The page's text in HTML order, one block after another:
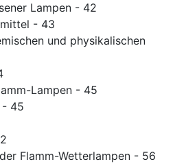
Lampen - 42
- 43
und physikalischen
Lampen - 45
- 45
Flamm-Wetterlampen - 56